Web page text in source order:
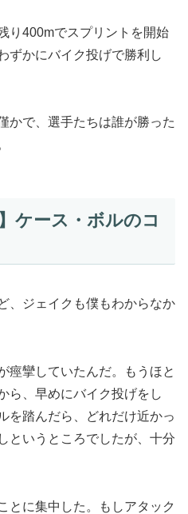
り400mでスプリントを開始
ずかにバイク投げで勝利し
かで、選手たちは誰が勝った
ケース・ボルのコ
、ジェイクも僕もわからなか
痙攣していたんだ。もうほと
ら、早めにバイク投げをし
を踏んだら、どれだけ近かっ
というところでしたが、十分
とに集中した。もしアタック